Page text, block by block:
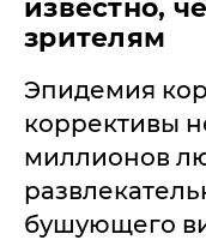
известно,
зрителям
Эпидемия
коррективы
миллионов
бушующего